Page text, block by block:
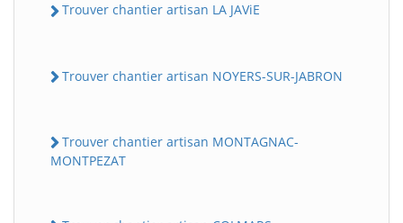
Trouver chantier artisan LA JAViE
Trouver chantier artisan NOYERS-SUR-JABRON
Trouver chantier artisan MONTAGNAC-
MONTPEZAT